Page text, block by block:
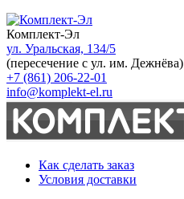
Комплект-Эл
ул. Уральская, 134/5
(пересечение с ул. им. Дежнёва)
+7 (861) 206-22-01
info@komplekt-el.ru
Как сделать заказ
Условия доставки